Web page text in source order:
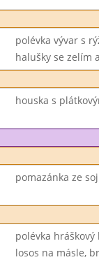
polévka vývar s
halušky se zelím
houska s
pomazánka ze
polévka hráškový
losos na másle,